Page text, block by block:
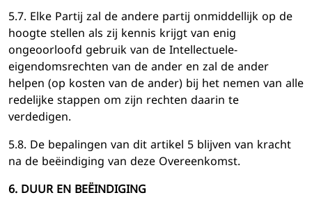
5.7. Elke Partij zal de andere partij onmiddellijk op de
hoogte stellen als zij kennis krijgt van enig
ongeoorloofd gebruik van de Intellectuele-
eigendomsrechten van de ander en zal de ander
helpen (op kosten van de ander) bij het nemen van alle
redelijke stappen om zijn rechten daarin te
verdedigen.
5.8. De bepalingen van dit artikel 5 blijven van kracht
na de beëindiging van deze Overeenkomst.
6. DUUR EN BEËINDIGING